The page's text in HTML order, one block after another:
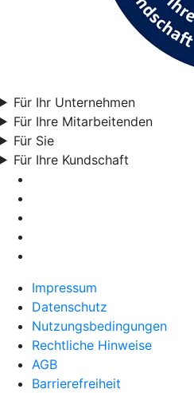
Für Ihr Unternehmen
Für Ihre Mitarbeitenden
Für Sie
Für Ihre Kundschaft
Impressum
Datenschutz
Nutzungsbedingungen
Rechtliche Hinweise
AGB
Barrierefreiheit